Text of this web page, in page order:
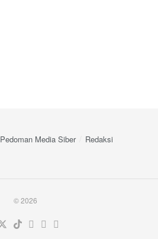
Pedoman Media Siber Redaksi
© 2026